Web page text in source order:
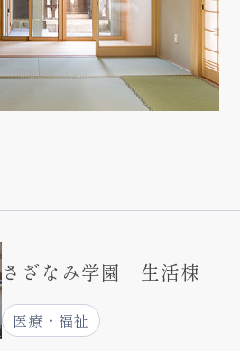
さざなみ学園 生活棟
医療・福祉